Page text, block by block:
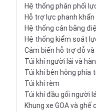
Hệ thống phân phối
Hỗ trợ lực phanh khẩn
Hệ thống cân bằng
Hệ thống kiểm soát
Cảm biến hỗ trợ đỗ
Túi khí người lái và
Túi khí bên hông phía
Túi khí rèm
Túi khí đầu gối người
Khung xe GOA và